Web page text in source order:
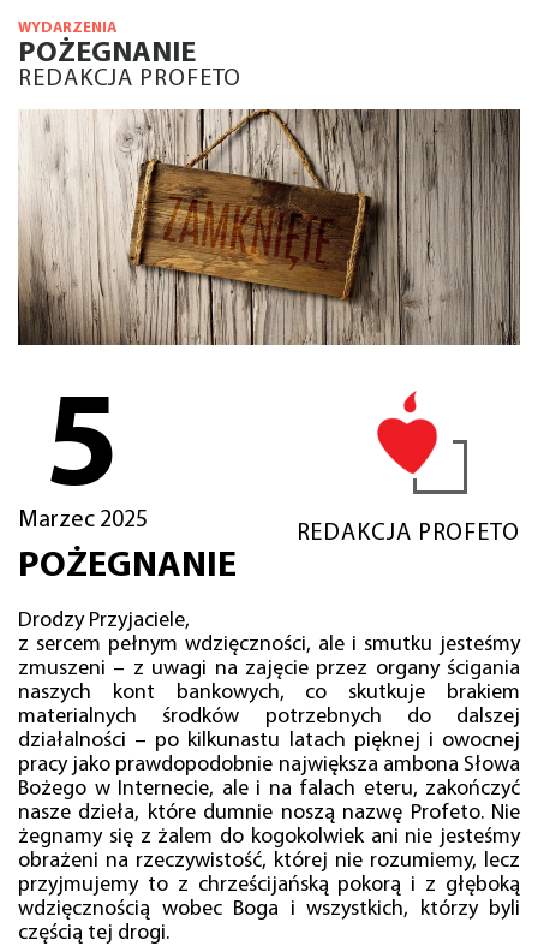
WYDARZENIA
POŻEGNANIE
REDAKCJA PROFETO
5
Marzec 2025
REDAKCJA PROFETO
POŻEGNANIE
Drodzy Przyjaciele,
z sercem pełnym wdzięczności, ale i smutku jesteśmy
zmuszeni – z uwagi na zajęcie przez organy ścigania
naszych kont bankowych, co skutkuje brakiem
materialnych środków potrzebnych do dalszej
działalności – po kilkunastu latach pięknej i owocnej
pracy jako prawdopodobnie największa ambona Słowa
Bożego w Internecie, ale i na falach eteru, zakończyć
nasze dzieła, które dumnie noszą nazwę Profeto. Nie
żegnamy się z żalem do kogokolwiek ani nie jesteśmy
obrażeni na rzeczywistość, której nie rozumiemy, lecz
przyjmujemy to z chrześcijańską pokorą i z głęboką
wdzięcznością wobec Boga i wszystkich, którzy byli
częścią tej drogi.